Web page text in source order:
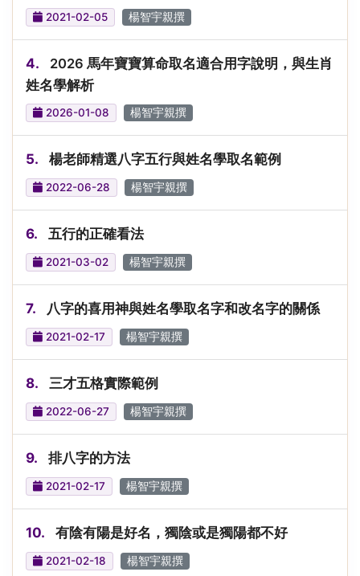
2021-02-05 楊智宇親撰
4.
2026 馬年寶寶算命取名適合用字說明，與生肖
姓名學解析
2026-01-08 楊智宇親撰
5. 楊老師精選八字五行與姓名學取名範例
2022-06-28 楊智宇親撰
6. 五行的正確看法
2021-03-02 楊智宇親撰
7. 八字的喜用神與姓名學取名字和改名字的關係
2021-02-17 楊智宇親撰
8. 三才五格實際範例
2022-06-27 楊智宇親撰
9. 排八字的方法
2021-02-17 楊智宇親撰
10. 有陰有陽是好名，獨陰或是獨陽都不好
2021-02-18 楊智宇親撰